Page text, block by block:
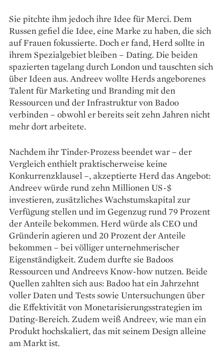
Sie pitchte ihm jedoch ihre Idee für Merci. Dem
Russen gefiel die Idee, eine Marke zu haben, die sich
auf Frauen fokussierte. Doch er fand, Herd sollte in
ihrem Spezialgebiet bleiben – Dating. Die beiden
spazierten tagelang durch London und tauschten sich
über Ideen aus. Andreev wollte Herds angeborenes
Talent für Marketing und ­Branding mit den
Ressourcen und der Infra­struktur von Badoo
verbinden – obwohl er bereits seit zehn Jahren nicht
mehr dort arbeitete.
Nachdem ihr Tinder-Prozess beendet war – der
Vergleich enthielt praktischerweise keine
Konkurrenz­klausel –, akzeptierte Herd das Angebot:
Andreev würde rund zehn Millionen US-$
investieren, zusätzliches Wachstumskapital zur
Verfügung stellen und im Gegenzug rund 79 Prozent
der Anteile bekommen. Herd würde als CEO und
Gründerin agieren und 20 Prozent der Anteile
bekommen – bei völliger unternehmerischer
Eigenständigkeit. Zudem durfte sie Badoos
Ressourcen und Andreevs Know-how nutzen. Beide
Quellen zahlten sich aus: Badoo hat ein Jahrzehnt
voller Daten und Tests sowie Untersuchungen über
die ­Effektivität von Monetarisierungsstrategien im
Dating-Bereich. Zudem weiß Andreev, wie man ein
Produkt hochskaliert, das mit seinem Design alleine
am Markt ist.